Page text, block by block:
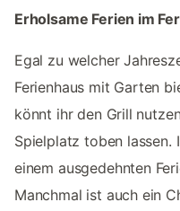
Erholsame Ferien im
Egal zu welcher
Ferienhaus mit Garten
könnt ihr den Grill
Spielplatz toben lassen.
einem ausgedehnten
Manchmal ist auch ein